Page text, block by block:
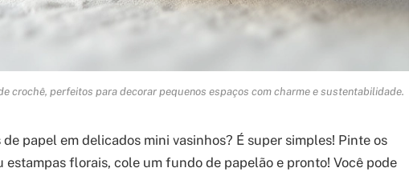
crochê, perfeitos para decorar pequenos espaços com charme e sustentabilidade.
papel em delicados mini vasinhos? É super simples! Pinte os
estampas florais, cole um fundo de papelão e pronto! Você pode